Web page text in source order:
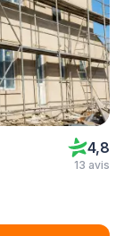
4,8
13 avis